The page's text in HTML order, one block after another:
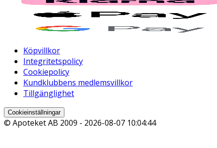
Köpvillkor
Integritetspolicy
Cookiepolicy
Kundklubbens medlemsvillkor
Tillgänglighet
Cookieinställningar
© Apoteket AB 2009 - 2026-08-07 10:04:44